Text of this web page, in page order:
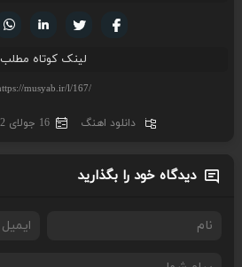
تویتر
فیسوک
لینک کوتاه مطلب
دانلود اهنگ 16 جولای 2022
دیدگاه خود را بگذارید